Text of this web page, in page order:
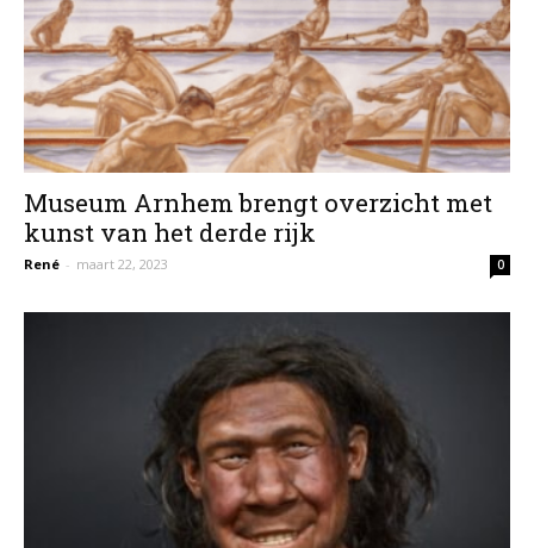
Museum Arnhem brengt overzicht met
kunst van het derde rijk
René - maart 22, 2023 0